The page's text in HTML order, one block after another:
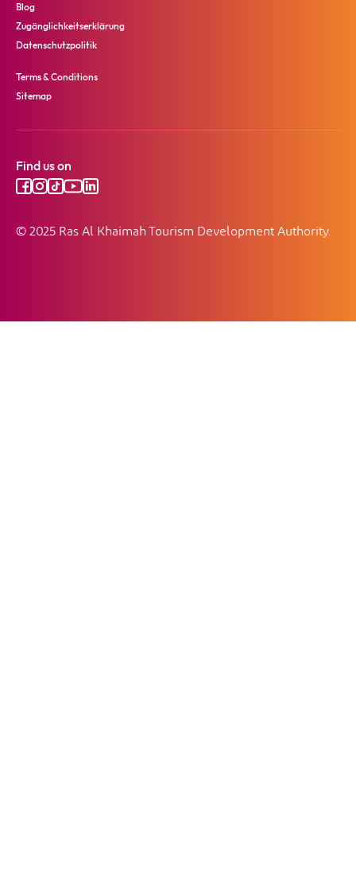
Blog
Zugänglichkeitserklärung
Datenschutzpolitik
Terms & Conditions
Sitemap
Find us on
© 2025 Ras Al Khaimah Tourism Development Authority.